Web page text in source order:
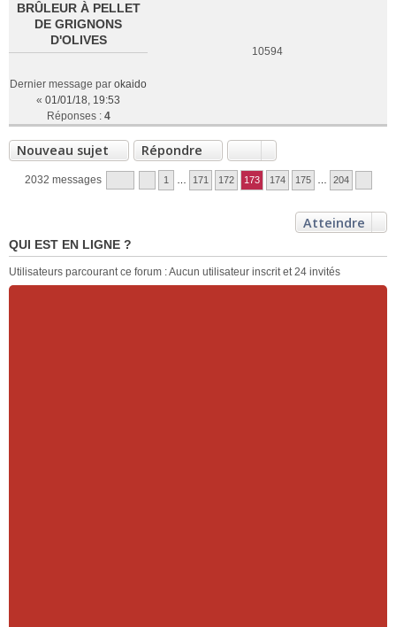
BRÛLEUR À PELLET
DE GRIGNONS
D'OLIVES
Dernier message par okaido
« 01/01/18, 19:53
Réponses : 4
10594
Nouveau sujet Répondre
2032 messages 1 171 172 173 174 175 204
Atteindre
QUI EST EN LIGNE ?
Utilisateurs parcourant ce forum : Aucun utilisateur inscrit et 24 invités